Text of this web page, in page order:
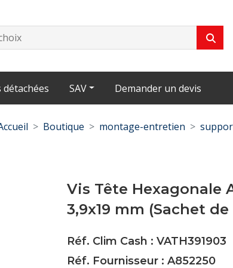
détachées SAV Demander un devis
Boutique montage-entretien
Vis Tête Hexagonale
3,9x19 mm (Sachet de
Réf. Clim Cash : VATH391903
Réf. Fournisseur : A852250